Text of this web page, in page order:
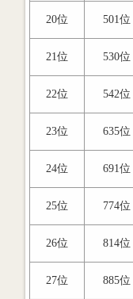
20位 501位
21位 530位
22位 542位
23位 635位
24位 691位
25位 774位
26位 814位
27位 885位